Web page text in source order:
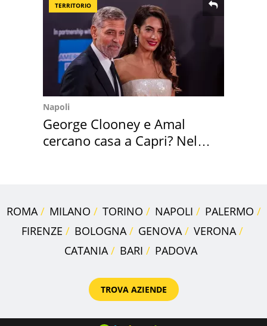
TERRITORIO
Napoli
George Clooney e Amal
cercano casa a Capri? Nel
ROMA MILANO TORINO NAPOLI
PALERMO
FIRENZE
BOLOGNA GENOVA
VERONA
CATANIA
BARI PADOVA
TROVA AZIENDE